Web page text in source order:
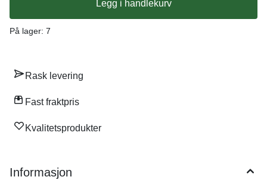
plante/potte med gjødslet jord når plantene er store nok. Still lyst
og svalt, 10-13 grader. Plant ut etter frost.
Legg i handlekurv
På lager: 7
Rask levering
Fast fraktpris
Kvalitetsprodukter
Informasjon